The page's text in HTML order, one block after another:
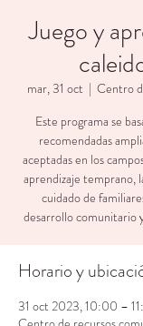
Juego y
mar, 31 oct
  |
Centro
Este programa se
recomendadas
aceptadas en los
aprendizaje temprano,
cuidado de
desarrollo comunitario
Horario y
31 oct 2023, 10:00 –